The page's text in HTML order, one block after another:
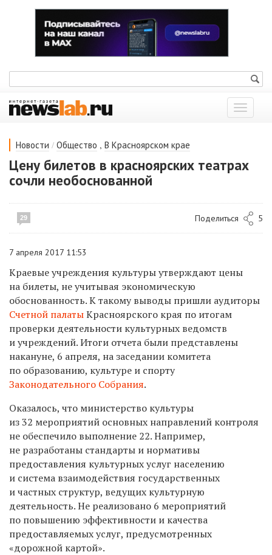
Показать
меню
Новости / Общество , В Красноярском крае
Цену билетов в красноярских театрах
сочли необоснованной
29 Поделиться 5
7 апреля 2017 11:53
Краевые учреждения культуры утверждают цены
на билеты, не учитывая экономическую
обоснованность. К такому выводы пришли аудиторы
Счетной палатыКрасноярского края по итогам
проверки деятельности культурных ведомств
и учреждений. Итоги отчета были представлены
накануне, 6 апреля, на заседании комитета
по образованию, культуре и спорту
Законодательного Собрания.
Оказалось, что министерство культуры
из 32 мероприятий основных направлений контроля
не обеспечило выполнение 22. Например,
не разработаны стандарты и нормативы
предоставления культурных услуг населению
и система взаимодействия государственных
и частных структур, ведущих культурную
деятельность. Не реализовано 6 мероприятий
по повышению эффективности и качества
предоставляемых услуг, предусмотренных
«дорожной картой».